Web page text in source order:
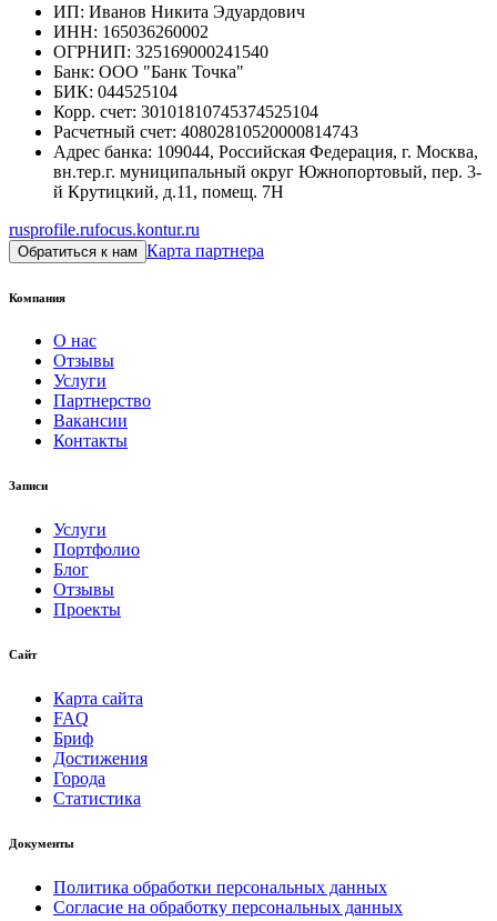
ИП: Иванов Никита Эдуардович
ИНН: 165036260002
ОГРНИП: 325169000241540
Банк: ООО "Банк Точка"
БИК: 044525104
Корр. счет: 30101810745374525104
Расчетный счет: 40802810520000814743
Адрес банка: 109044, Российская Федерация, г. Москва,
вн.тер.г. муниципальный округ Южнопортовый, пер. 3-
й Крутицкий, д.11, помещ. 7Н
rusprofile.rufocus.kontur.ru
Обратиться к нам Карта партнера
Компания
О нас
Отзывы
Услуги
Партнерство
Вакансии
Контакты
Записи
Услуги
Портфолио
Блог
Отзывы
Проекты
Сайт
Карта сайта
FAQ
Бриф
Достижения
Города
Статистика
Документы
Политика обработки персональных данных
Согласие на обработку персональных данных